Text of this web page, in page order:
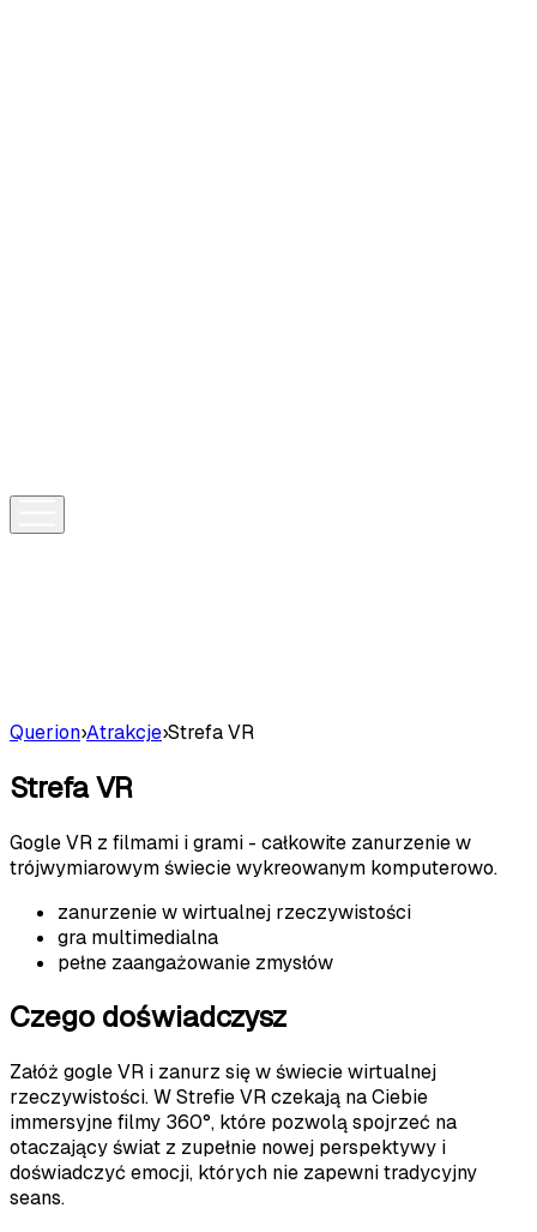
Querion›Atrakcje›Strefa VR
Strefa VR
Gogle VR z filmami i grami - całkowite zanurzenie w
trójwymiarowym świecie wykreowanym komputerowo.
zanurzenie w wirtualnej rzeczywistości
gra multimedialna
pełne zaangażowanie zmysłów
Czego doświadczysz
Załóż gogle VR i zanurz się w świecie wirtualnej
rzeczywistości. W Strefie VR czekają na Ciebie
immersyjne filmy 360°, które pozwolą spojrzeć na
otaczający świat z zupełnie nowej perspektywy i
doświadczyć emocji, których nie zapewni tradycyjny
seans.